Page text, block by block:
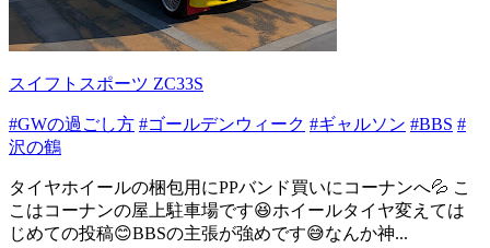
スイフトスポーツ ZC33S
#GWの過ごし方 #ゴールデンウィーク #ギャルソン #BBS #
沢の鶴
タイヤホイールの梱包用にPPバンド買いにコーナンへ💦 こ
こはコーナンの屋上駐車場です😆ホイールタイヤ変えては
じめての投稿😊BBSの主張が強めです😅なんか神...